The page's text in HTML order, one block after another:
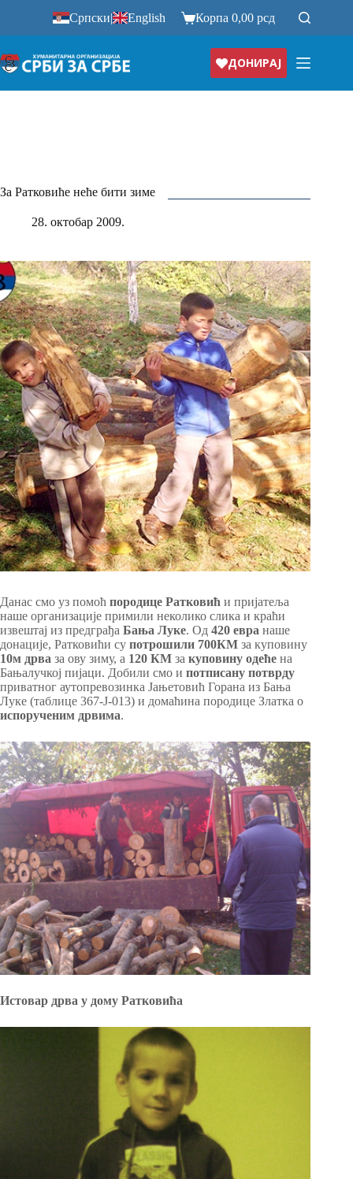
Српски| English Корпа0,00рсд
ДОНИРАЈ
За Ратковиће неће бити зиме
28. октобар 2009.
Данас смо уз помоћ породице Ратковић и пријатеља
наше организације примили неколико слика и краћи
извештај из предграђа Бања Луке. Од 420 евра наше
донације, Ратковићи су потрошили 700КМ за куповину
10м дрва за ову зиму, а 120 КМ за куповину одеће на
Бањалучкој пијаци. Добили смо и потписану потврду
приватног аутопревозинка Јањетовић Горана из Бања
Луке (таблице 367-Ј-013) и домаћина породице Златка о
испорученим дрвима.
Истовар дрва у дому Ратковића